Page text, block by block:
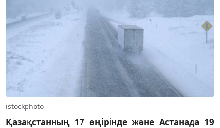
istockphoto
Қазақстанның 17 өңірінде және Астанада 19